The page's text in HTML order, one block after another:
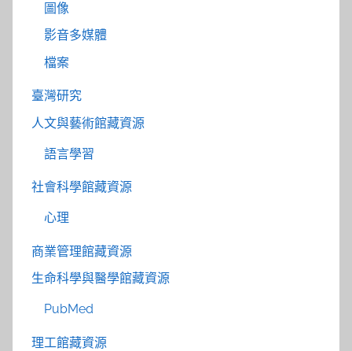
圖像
影音多媒體
檔案
臺灣研究
人文與藝術館藏資源
語言學習
社會科學館藏資源
心理
商業管理館藏資源
生命科學與醫學館藏資源
PubMed
理工館藏資源